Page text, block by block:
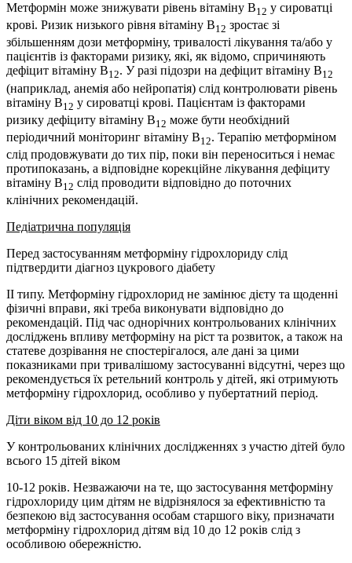
Метформін може знижувати рівень вітаміну В12 у сироватці
крові. Ризик низького рівня вітаміну В12 зростає зі
збільшенням дози метформіну, тривалості лікування та/або у
пацієнтів із факторами ризику, які, як відомо, спричиняють
дефіцит вітаміну В12. У разі підозри на дефіцит вітаміну В12
(наприклад, анемія або нейропатія) слід контролювати рівень
вітаміну В12 у сироватці крові. Пацієнтам із факторами
ризику дефіциту вітаміну В12 може бути необхідний
періодичний моніторинг вітаміну В12. Терапію метформіном
слід продовжувати до тих пір, поки він переноситься і немає
протипоказань, а відповідне корекційне лікування дефіциту
вітаміну В12 слід проводити відповідно до поточних
клінічних рекомендацій.
Педіатрична популяція
Перед застосуванням метформіну гідрохлориду слід
підтвердити діагноз цукрового діабету
ІІ типу. Метформіну гідрохлорид не замінює дієту та щоденні
фізичні вправи, які треба виконувати відповідно до
рекомендацій. Під час однорічних контрольованих клінічних
досліджень впливу метформіну на ріст та розвиток, а також на
статеве дозрівання не спостерігалося, але дані за цими
показниками при тривалішому застосуванні відсутні, через що
рекомендується їх ретельний контроль у дітей, які отримують
метформіну гідрохлорид, особливо у пубертатний період.
Діти віком від 10 до 12 років
У контрольованих клінічних дослідженнях з участю дітей було
всього 15 дітей віком
10-12 років. Незважаючи на те, що застосування метформіну
гідрохлориду цим дітям не відрізнялося за ефективністю та
безпекою від застосування особам старшого віку, призначати
метформіну гідрохлорид дітям від 10 до 12 років слід з
особливою обережністю.